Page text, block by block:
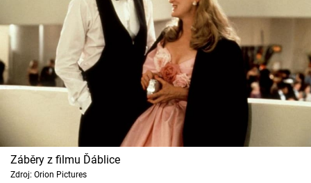
Záběry z filmu Ďáblice
Zdroj: Orion Pictures